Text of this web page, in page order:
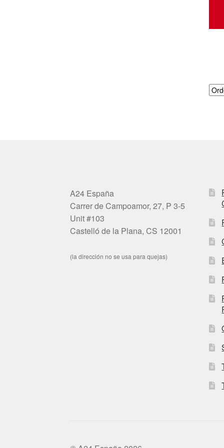
A24 España
Carrer de Campoamor, 27, P 3-5
Unit #103
Castelló de la Plana, CS 12001
(la dirección no se usa para quejas)